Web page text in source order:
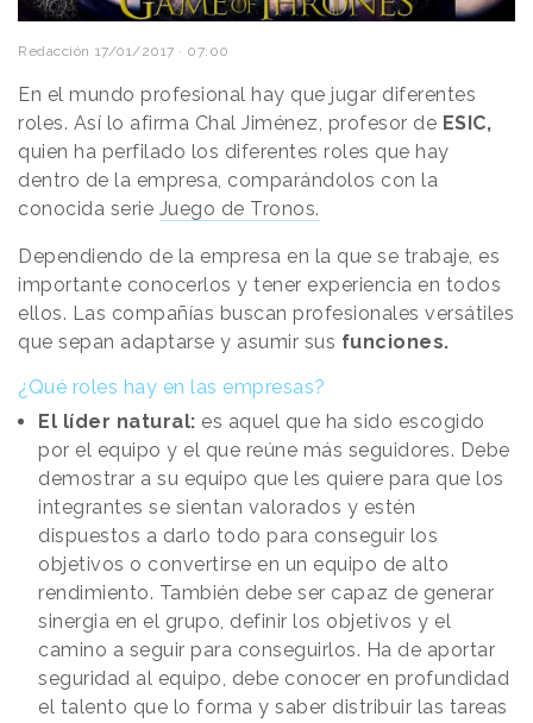
Redacción 17/01/2017 · 07:00
En el mundo profesional hay que jugar diferentes
roles. Así lo afirma Chal Jiménez, profesor de ESIC,
quien ha perfilado los diferentes roles que hay
dentro de la empresa, comparándolos con la
conocida serie Juego de Tronos.
Dependiendo de la empresa en la que se trabaje, es
importante conocerlos y tener experiencia en todos
ellos. Las compañías buscan profesionales versátiles
que sepan adaptarse y asumir sus funciones.
¿Qué roles hay en las empresas?
El líder natural: es aquel que ha sido escogido
por el equipo y el que reúne más seguidores. Debe
demostrar a su equipo que les quiere para que los
integrantes se sientan valorados y estén
dispuestos a darlo todo para conseguir los
objetivos o convertirse en un equipo de alto
rendimiento. También debe ser capaz de generar
sinergia en el grupo, definir los objetivos y el
camino a seguir para conseguirlos. Ha de aportar
seguridad al equipo, debe conocer en profundidad
el talento que lo forma y saber distribuir las tareas